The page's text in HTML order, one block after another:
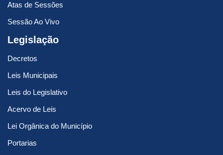
Atas de Sessões
Sessão Ao Vivo
Legislação
Decretos
Leis Municipais
Leis do Legislativo
Acervo de Leis
Lei Orgânica do Município
Portarias